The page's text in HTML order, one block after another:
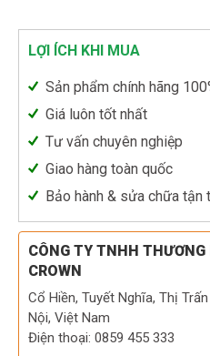
LỢI ÍCH KHI MUA
Sản phẩm chính hãng
Giá luôn tốt nhất
Tư vấn chuyên nghiệp
Giao hàng toàn quốc
Bảo hành & sửa chữa tận
CÔNG TY TNHH
CROWN
Cổ Hiền, Tuyết Nghĩa, Thị
Nội, Việt Nam
Điện thoại: 0859 455 333